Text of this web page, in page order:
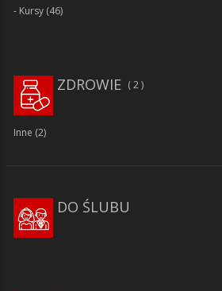
Kursy (46)
ZDROWIE 2
Inne (2)
DO ŚLUBU